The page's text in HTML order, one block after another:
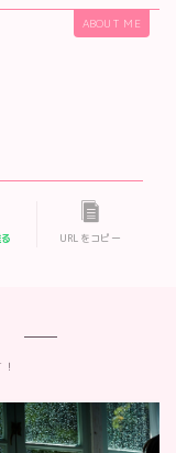
ABOUT ME
URLをコピー